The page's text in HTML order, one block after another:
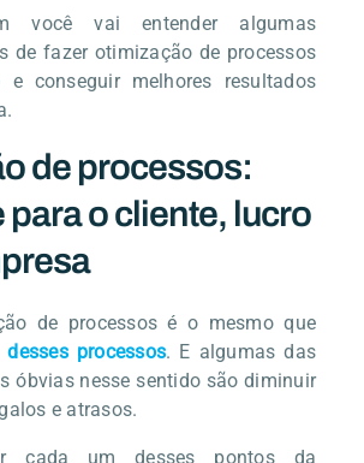
você vai entender algumas
de fazer otimização de processos
conseguir melhores resultados
de processos:
o cliente, lucro
de processos é o mesmo que
desses processos. E algumas das
óbvias nesse sentido são diminuir
e atrasos.
cada um desses pontos da